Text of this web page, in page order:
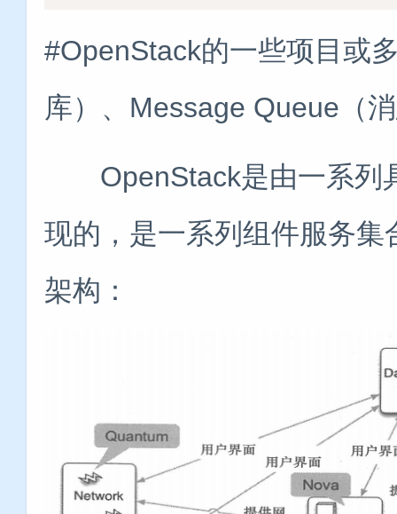
#OpenStack的一些项目或
库）、Message Queue（
OpenStack是由一系列
现的，是一系列组件服务
架构：